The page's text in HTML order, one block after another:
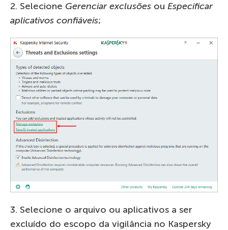
2. Selecione Gerenciar exclusões ou Especificar
aplicativos confiáveis;
3. Selecione o arquivo ou aplicativos a ser
excluído do escopo da vigilância no Kaspersky